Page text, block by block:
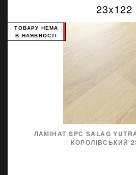
23x122
ЛАМІНАТ SPC SALAG
КОРОЛІВСЬКИЙ
ТОВАРУ НЕМА
В НАЯВНОСТІ